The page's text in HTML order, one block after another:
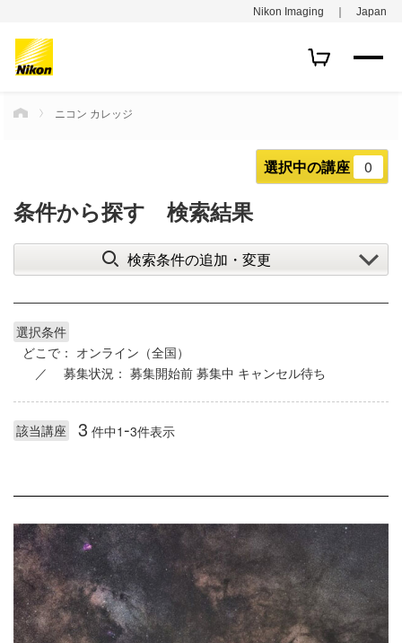
Nikon Imaging ｜ Japan
HOMEニコン カレッジ
選択中の講座 0
条件から探す 検索結果
検索条件の追加・変更
選択条件
どこで： オンライン（全国）
募集状況： 募集開始前 募集中 キャンセル待ち
該当講座 3 件中1 -3件表示